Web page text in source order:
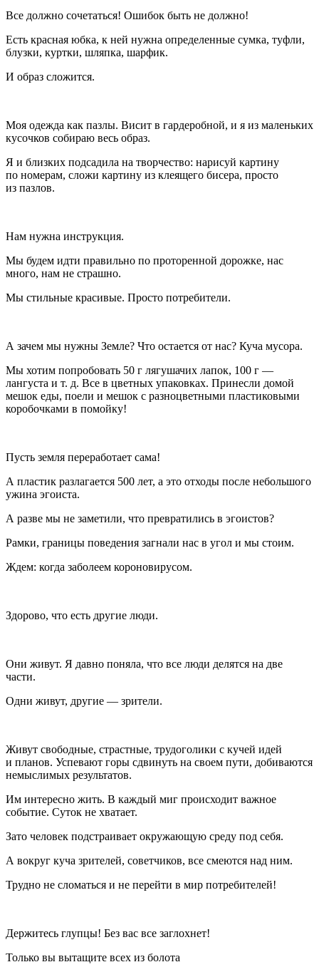
Все должно сочетаться! Ошибок быть не должно!
Есть красная юбка, к ней нужна определенные сумка, туфли,
блузки, куртки, шляпка, шарфик.
И образ сложится.
Моя одежда как пазлы. Висит в гардеробной, и я из маленьких
кусочков собираю весь образ.
Я и близких подсадила на творчество: нарисуй картину
по номерам, сложи картину из клеящего бисера, просто
из пазлов.
Нам нужна инструкция.
Мы будем идти правильно по проторенной дорожке, нас
много, нам не страшно.
Мы стильные красивые. Просто потребители.
А зачем мы нужны Земле? Что остается от нас? Куча мусора.
Мы хотим попробовать 50 г лягушачих лапок, 100 г —
лангуста и т. д. Все в цветных упаковках. Принесли домой
мешок еды, поели и мешок с разноцветными пластиковыми
коробочками в помойку!
Пусть земля переработает сама!
А пластик разлагается 500 лет, а это отходы после небольшого
ужина эгоиста.
А разве мы не заметили, что превратились в эгоистов?
Рамки, границы поведения загнали нас в угол и мы стоим.
Ждем: когда заболеем короновирусом.
Здорово, что есть другие люди.
Они живут. Я давно поняла, что все люди делятся на две
части.
Одни живут, другие — зрители.
Живут свободные, страстные, трудоголики с кучей идей
и планов. Успевают горы сдвинуть на своем пути, добиваются
немыслимых результатов.
Им интересно жить. В каждый миг происходит важное
событие. Суток не хватает.
Зато человек подстраивает окружающую среду под себя.
А вокруг куча зрителей, советчиков, все смеются над ним.
Трудно не сломаться и не перейти в мир потребителей!
Держитесь глупцы! Без вас все заглохнет!
Только вы вытащите всех из болота